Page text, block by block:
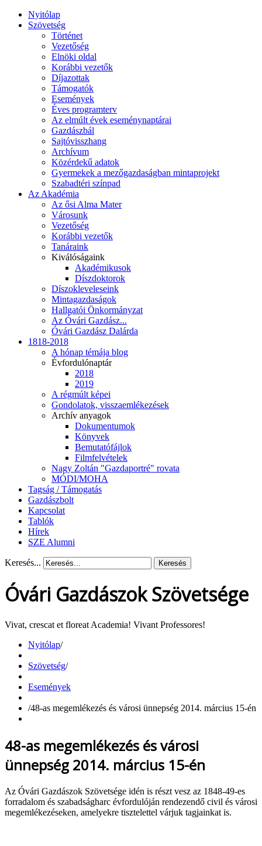
Nyitólap
Szövetség
Történet
Vezetőség
Elnöki oldal
Korábbi vezetők
Díjazottak
Támogatók
Események
Éves programterv
Az elmúlt évek eseménynaptárai
Gazdászbál
Sajtóvisszhang
Archívum
Közérdekű adatok
Gyermekek a mezőgazdaságban mintaprojekt
Szabadtéri színpad
Az Akadémia
Az ősi Alma Mater
Városunk
Vezetőség
Korábbi vezetők
Tanáraink
Kiválóságaink
Akadémikusok
Díszdoktorok
Díszokleveleseink
Mintagazdaságok
Hallgatói Önkormányzat
Az Óvári Gazdász...
Óvári Gazdász Dalárda
1818-2018
A hónap témája blog
Évfordulónaptár
2018
2019
A régmúlt képei
Gondolatok, visszaemlékezések
Archív anyagok
Dokumentumok
Könyvek
Bemutatófájlok
Filmfelvételek
Nagy Zoltán "Gazdaportré" rovata
MÓDI/MOHA
Tagság / Támogatás
Gazdászbolt
Kapcsolat
Tablók
Hírek
SZE Alumni
Keresés... Keresés
Óvári Gazdászok Szövetsége
Vivat, crescat et floreat Academia! Vivant Professores!
Nyitólap/
Szövetség/
Események
/48-as megemlékezés és városi ünnepség 2014. március 15-én
48-as megemlékezés és városi
ünnepség 2014. március 15-én
Az Óvári Gazdászok Szövetsége idén is részt vesz az 1848-49-es
forradalom és szabadságharc évfordulóján rendezendő civil és városi
megemlékezéseken, amelyekre tisztelettel várjuk tagjainkat is.